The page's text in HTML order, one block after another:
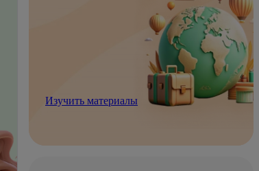
Изучить материалы